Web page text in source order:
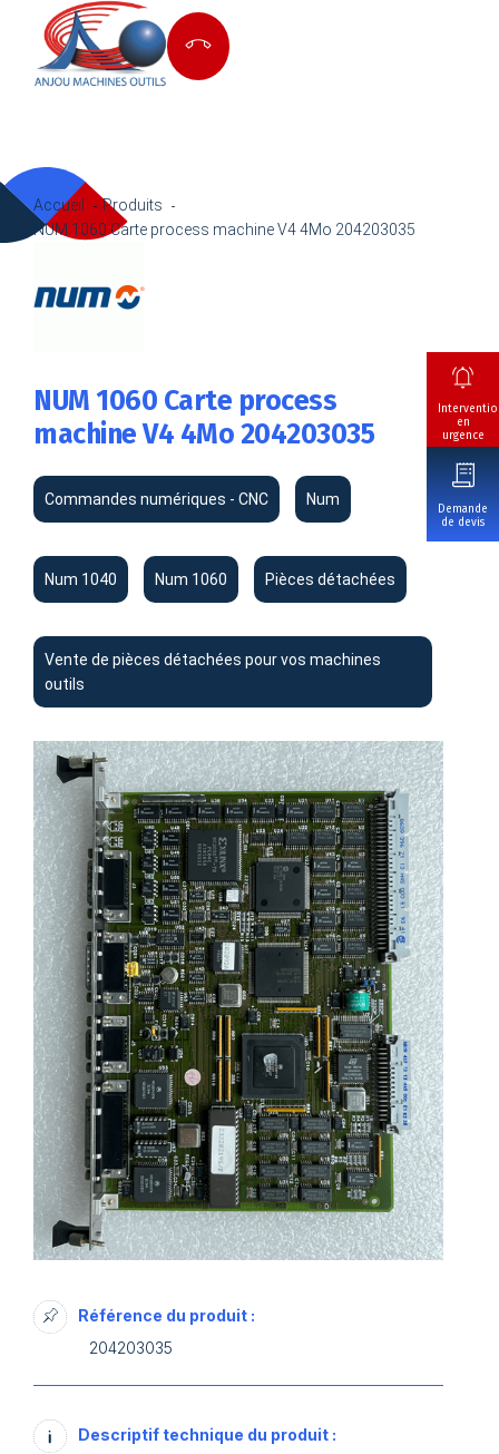
en
urgence
Demande
de devis
Accueil
Produits
NUM 1060 Carte process machine V4 4Mo 204203035
NUM 1060 Carte process
machine V4 4Mo 204203035
Commandes numériques - CNC Num
Num 1040 Num 1060 Pièces détachées
Vente de pièces détachées pour vos machines
outils
Référence du produit :
204203035
Descriptif technique du produit :